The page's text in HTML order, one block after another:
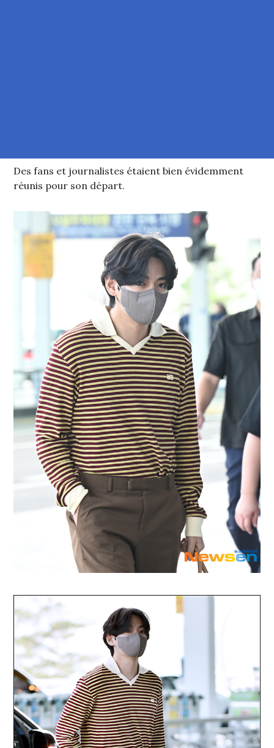
Des fans et journalistes étaient bien évidemment
réunis pour son départ.